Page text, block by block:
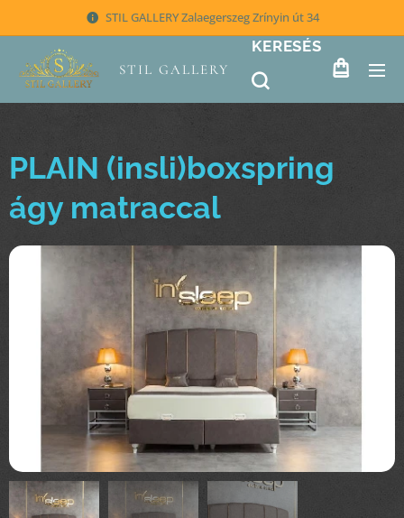
STIL GALLERY Zalaegerszeg Zrínyin út 34
STIL GALLERY
KERESÉS
PLAIN (insli)boxspring
ágy matraccal